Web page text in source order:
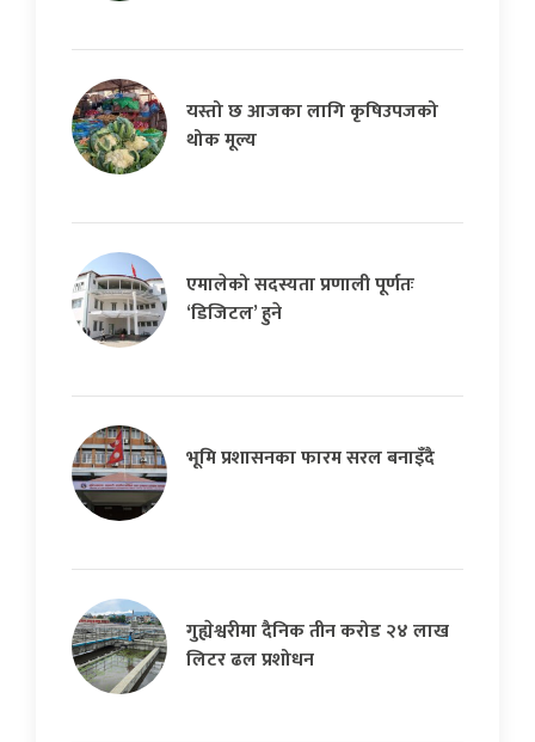
यस्तो छ आजका लागि कृषिउपजको
थोक मूल्य
एमालेको सदस्यता प्रणाली पूर्णतः
‘डिजिटल’ हुने
भूमि प्रशासनका फारम सरल बनाइँदै
गुह्येश्वरीमा दैनिक तीन करोड २४ लाख
लिटर ढल प्रशोधन